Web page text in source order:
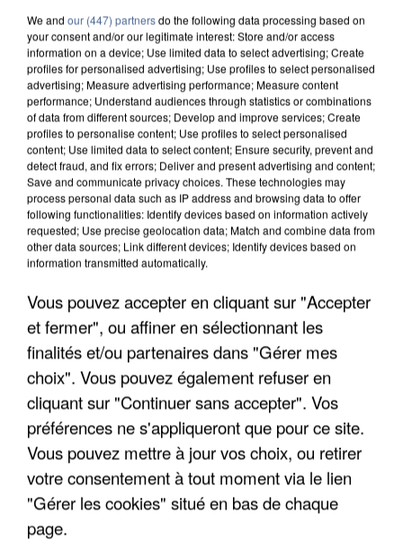
APRÈS TOUTES CES CANICULES, LES REFUGES
DE FAUNE SAUVAGE SONT...
We and our (447) partnersdo the following data processing based on
your consent and/or our legitimate interest: Store and/or access
information on a device; Use limited data to select advertising; Create
profiles for personalised advertising; Use profiles to select personalised
advertising; Measure advertising performance; Measure content
performance; Understand audiences through statistics or combinations
of data from different sources; Develop and improve services; Create
profiles to personalise content; Use profiles to select personalised
content; Use limited data to select content; Ensure security, prevent and
detect fraud, and fix errors; Deliver and present advertising and content;
Save and communicate privacy choices. These technologies may
process personal data such as IP address and browsing data to offer
following functionalities: Identify devices based on information actively
requested; Use precise geolocation data; Match and combine data from
other data sources; Link different devices; Identify devices based on
information transmitted automatically.
Vous pouvez accepter en cliquant sur "Accepter
et fermer", ou affiner en sélectionnant les
finalités et/ou partenaires dans "Gérer mes
choix". Vous pouvez également refuser en
cliquant sur "Continuer sans accepter". Vos
préférences ne s'appliqueront que pour ce site.
Vous pouvez mettre à jour vos choix, ou retirer
votre consentement à tout moment via le lien
"Gérer les cookies" situé en bas de chaque
page.